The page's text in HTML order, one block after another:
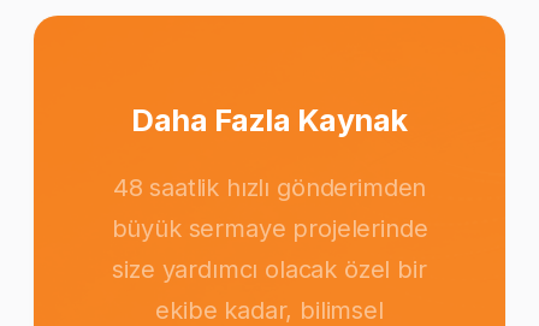
Daha Fazla Kaynak
48 saatlik hızlı gönderimden
büyük sermaye projelerinde
size yardımcı olacak özel bir
ekibe kadar, bilimsel